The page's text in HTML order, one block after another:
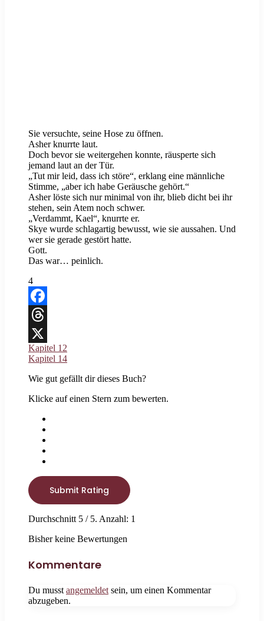
Sie versuchte, seine Hose zu öffnen.
Asher knurrte laut.
Doch bevor sie weitergehen konnte, räusperte sich
jemand laut an der Tür.
„Tut mir leid, dass ich störe“, erklang eine männliche
Stimme, „aber ich habe Geräusche gehört.“
Asher löste sich nur minimal von ihr, blieb dicht bei ihr
stehen, sein Atem noch schwer.
„Verdammt, Kael“, knurrte er.
Skye wurde schlagartig bewusst, wie sie aussahen. Und
wer sie gerade gestört hatte.
Gott.
Das war… peinlich.
4
Facebook
Threads
X
Kapitel 12
Kapitel 14
Wie gut gefällt dir dieses Buch?
Klicke auf einen Stern zum bewerten.
Submit Rating
Durchschnitt 5 / 5. Anzahl: 1
Bisher keine Bewertungen
Kommentare
Du musst angemeldet sein, um einen Kommentar
abzugeben.